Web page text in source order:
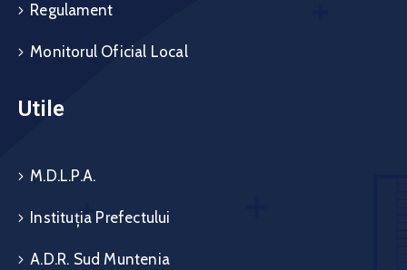
Regulament
Monitorul Oficial Local
Utile
M.D.L.P.A.
Instituția Prefectului
A.D.R. Sud Muntenia